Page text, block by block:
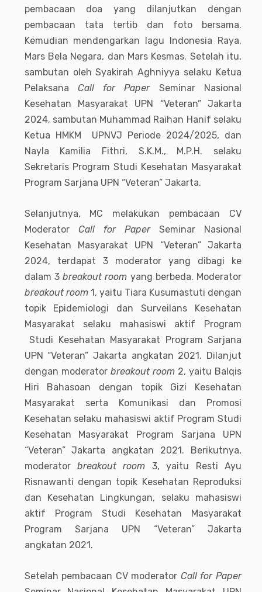
pembacaan doa yang dilanjutkan dengan
pembacaan tata tertib dan foto bersama.
Kemudian mendengarkan lagu Indonesia Raya,
Mars Bela Negara, dan Mars Kesmas. Setelah itu,
sambutan oleh Syakirah Aghniyya selaku Ketua
Pelaksana Call for Paper Seminar Nasional
Kesehatan Masyarakat UPN “Veteran” Jakarta
2024, sambutan Muhammad Raihan Hanif selaku
Ketua HMKM UPNVJ Periode 2024/2025, dan
Nayla Kamilia Fithri, S.K.M., M.P.H. selaku
Sekretaris Program Studi Kesehatan Masyarakat
Program Sarjana UPN “Veteran” Jakarta.
Selanjutnya, MC melakukan pembacaan CV
Moderator Call for Paper Seminar Nasional
Kesehatan Masyarakat UPN “Veteran” Jakarta
2024, terdapat 3 moderator yang dibagi ke
dalam 3breakoutroom yang berbeda. Moderator
breakout room 1, yaitu Tiara Kusumastuti dengan
topik Epidemiologi dan Surveilans Kesehatan
Masyarakat selaku mahasiswi aktif Program
Studi Kesehatan Masyarakat Program Sarjana
UPN “Veteran” Jakarta angkatan 2021. Dilanjut
dengan moderator breakout room 2, yaitu Balqis
Hiri Bahasoan dengan topik Gizi Kesehatan
Masyarakat serta Komunikasi dan Promosi
Kesehatan selaku mahasiswi aktif Program Studi
Kesehatan Masyarakat Program Sarjana UPN
“Veteran” Jakarta angkatan 2021. Berikutnya,
moderatorbreakout room 3, yaitu Resti Ayu
Risnawanti dengan topik Kesehatan Reproduksi
dan Kesehatan Lingkungan, selaku mahasiswi
aktif Program Studi Kesehatan Masyarakat
Program Sarjana UPN “Veteran” Jakarta
angkatan 2021.
Setelah pembacaan CV moderator Call for Paper